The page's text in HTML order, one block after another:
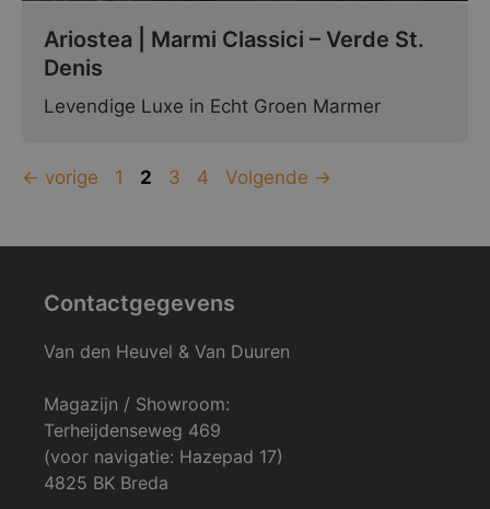
Ariostea | Marmi Classici – Verde St.
Denis
Levendige Luxe in Echt Groen Marmer
← vorige Pagina
1 Pagina
2 Pagina
3 Pagina
4 Volgende →
Contactgegevens
Van den Heuvel & Van Duuren
Magazijn / Showroom:
Terheijdenseweg 469
(voor navigatie: Hazepad 17)
4825 BK Breda